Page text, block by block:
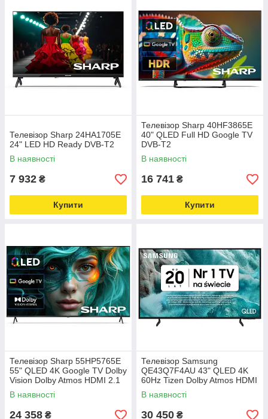
Телевізор Sharp 24HA1705E
24" LED HD Ready DVB-T2
В наявності
7 932 ₴
Купити
Телевізор Sharp 40HF3865E
40" QLED Full HD Google TV
DVB-T2
В наявності
16 741 ₴
Купити
Телевізор Sharp 55HP5765E
55" QLED 4K Google TV Dolby
Vision Dolby Atmos HDMI 2.1
DVB-T2
В наявності
24 358 ₴
Телевізор Samsung
QE43Q7F4AU 43" QLED 4K
60Hz Tizen Dolby Atmos HDMI
2.1 DVB-T2
В наявності
30 450 ₴